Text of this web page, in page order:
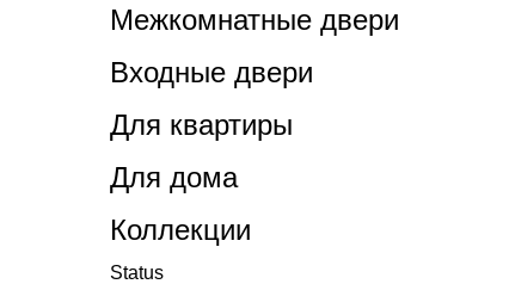
Коллекции
Status
Межкомнатные двери
Входные двери
Для квартиры
Для дома